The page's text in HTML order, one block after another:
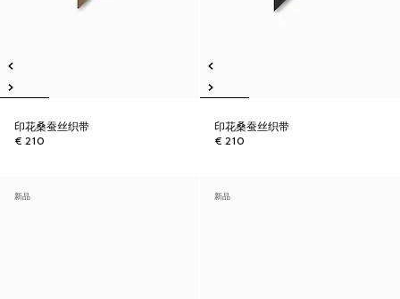
印花桑蚕丝织带
€ 210
印花桑蚕丝织带
€ 210
新品 新品